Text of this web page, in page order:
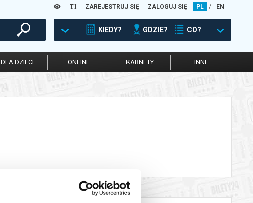
ZAREJESTRUJ SIĘ ZALOGUJ SIĘ PL / EN
KIEDY? GDZIE? CO?
DLA DZIECI ONLINE KARNETY INNE